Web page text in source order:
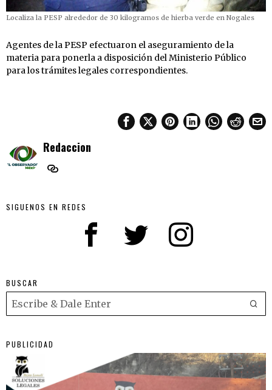
Localiza la PESP alrededor de 30 kilogramos de hierba verde en Nogales
Agentes de la PESP efectuaron el aseguramiento de la
materia para ponerla a disposición del Ministerio Público
para los trámites legales correspondientes.
Redaccion
SIGUENOS EN REDES
BUSCAR
PUBLICIDAD